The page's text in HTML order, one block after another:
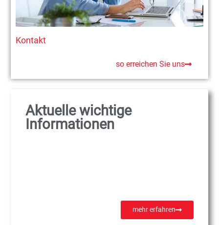
Kontakt
so erreichen Sie uns
Aktuelle wichtige
Informationen
mehr erfahren